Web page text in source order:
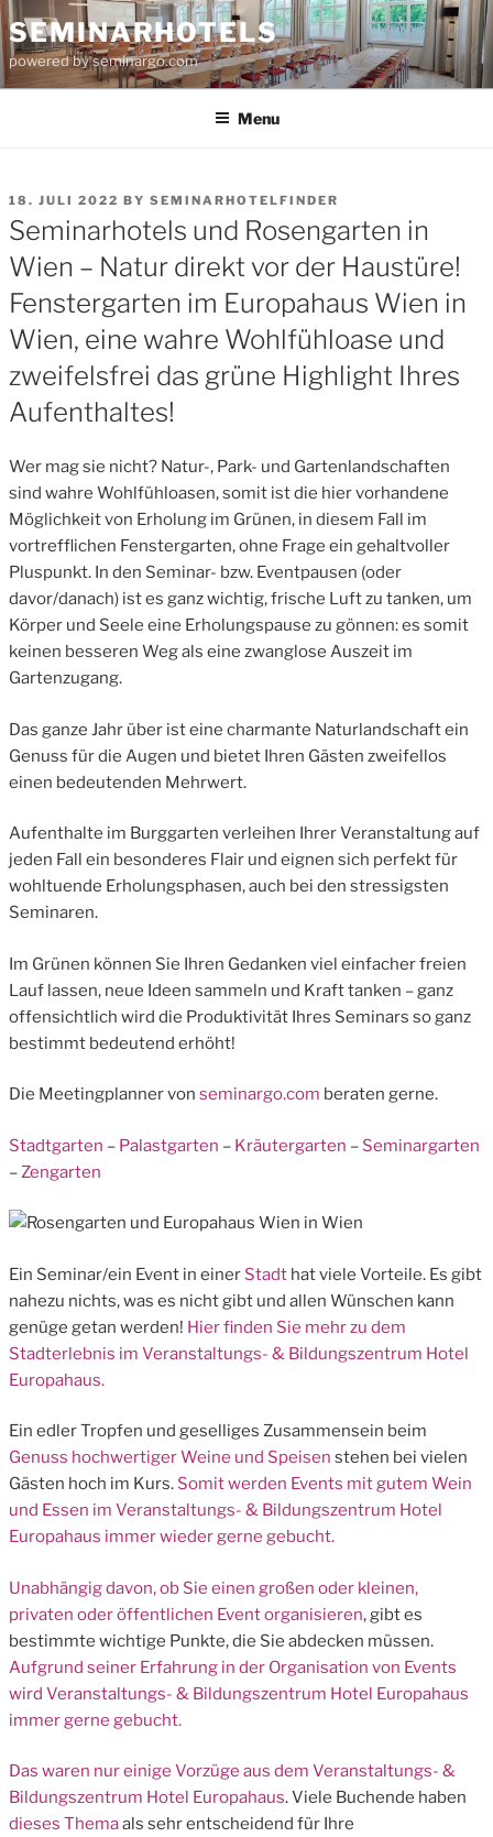
Skip
to
content
SEMINARHOTELS
powered by seminargo.com
Menu
POSTED
ON
18. JULI 2022 BY SEMINARHOTELFINDER
Seminarhotels und Rosengarten in
Wien – Natur direkt vor der Haustüre!
Fenstergarten im Europahaus Wien in
Wien, eine wahre Wohlfühloase und
zweifelsfrei das grüne Highlight Ihres
Aufenthaltes!
Wer mag sie nicht? Natur-, Park- und Gartenlandschaften
sind wahre Wohlfühloasen, somit ist die hier vorhandene
Möglichkeit von Erholung im Grünen, in diesem Fall im
vortrefflichen Fenstergarten, ohne Frage ein gehaltvoller
Pluspunkt. In den Seminar- bzw. Eventpausen (oder
davor/danach) ist es ganz wichtig, frische Luft zu tanken, um
Körper und Seele eine Erholungspause zu gönnen: es somit
keinen besseren Weg als eine zwanglose Auszeit im
Gartenzugang.
Das ganze Jahr über ist eine charmante Naturlandschaft ein
Genuss für die Augen und bietet Ihren Gästen zweifellos
einen bedeutenden Mehrwert.
Aufenthalte im Burggarten verleihen Ihrer Veranstaltung auf
jeden Fall ein besonderes Flair und eignen sich perfekt für
wohltuende Erholungsphasen, auch bei den stressigsten
Seminaren.
Im Grünen können Sie Ihren Gedanken viel einfacher freien
Lauf lassen, neue Ideen sammeln und Kraft tanken – ganz
offensichtlich wird die Produktivität Ihres Seminars so ganz
bestimmt bedeutend erhöht!
Die Meetingplanner von seminargo.com beraten gerne.
Stadtgarten – Palastgarten – Kräutergarten – Seminargarten
–Zengarten
Ein Seminar/ein Event in einer Stadt hat viele Vorteile. Es gibt
nahezu nichts, was es nicht gibt und allen Wünschen kann
genüge getan werden! Hier finden Sie mehr zu dem
Stadterlebnis im Veranstaltungs- & Bildungszentrum Hotel
Europahaus.
Ein edler Tropfen und geselliges Zusammensein beim
Genuss hochwertiger Weine und Speisen stehen bei vielen
Gästen hoch im Kurs. Somit werden Events mit gutem Wein
und Essen im Veranstaltungs- & Bildungszentrum Hotel
Europahaus immer wieder gerne gebucht.
Unabhängig davon, ob Sie einen großen oder kleinen,
privaten oder öffentlichen Event organisieren, gibt es
bestimmte wichtige Punkte, die Sie abdecken müssen.
Aufgrund seiner Erfahrung in der Organisation von Events
wird Veranstaltungs- & Bildungszentrum Hotel Europahaus
immer gerne gebucht.
Das waren nur einige Vorzüge aus dem Veranstaltungs- &
Bildungszentrum Hotel Europahaus. Viele Buchende haben
dieses Themaals sehr entscheidend für Ihre